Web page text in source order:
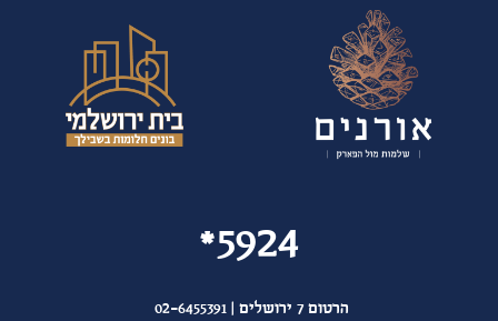
5924*
הרטום 7 ירושלים | 02-6455391